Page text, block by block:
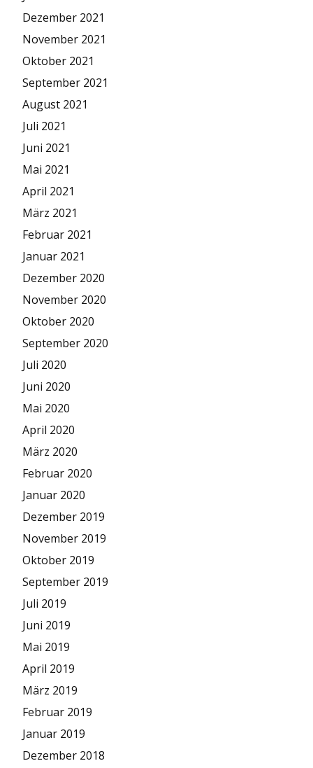
Dezember 2021
November 2021
Oktober 2021
September 2021
August 2021
Juli 2021
Juni 2021
Mai 2021
April 2021
März 2021
Februar 2021
Januar 2021
Dezember 2020
November 2020
Oktober 2020
September 2020
Juli 2020
Juni 2020
Mai 2020
April 2020
März 2020
Februar 2020
Januar 2020
Dezember 2019
November 2019
Oktober 2019
September 2019
Juli 2019
Juni 2019
Mai 2019
April 2019
März 2019
Februar 2019
Januar 2019
Dezember 2018